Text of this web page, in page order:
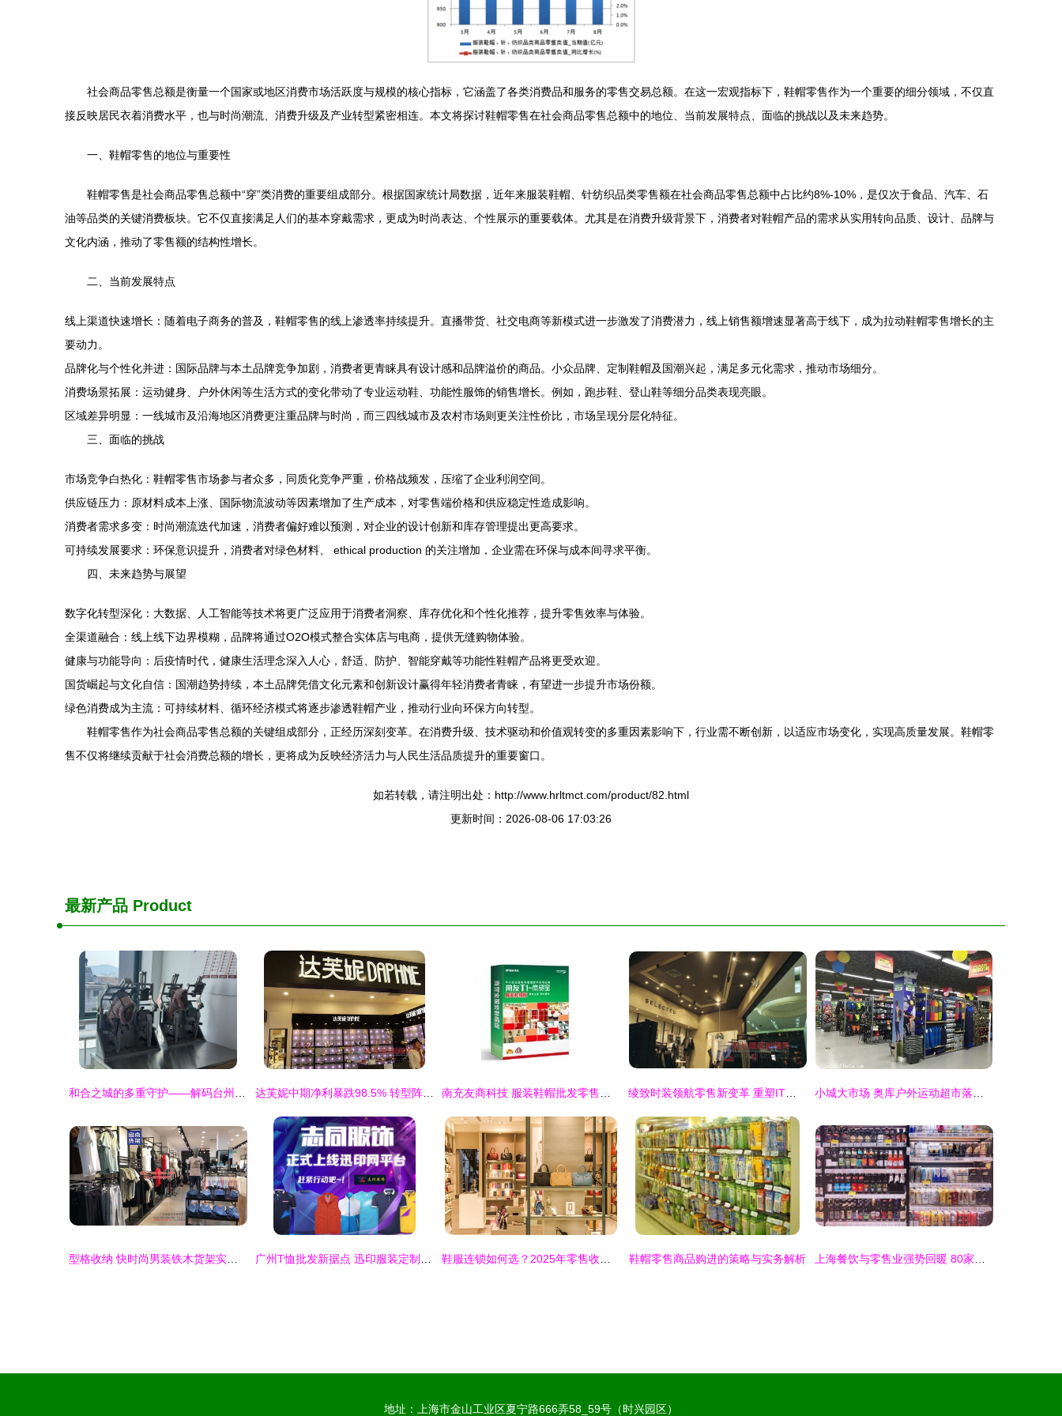
社会商品零售总额是衡量一个国家或地区消费市场活跃度与规模的核心指标，它涵盖了各类消费品和服务的零售交易总额。在这一宏观指标下，鞋帽零售作为一个重要的细分领域，不仅直
接反映居民衣着消费水平，也与时尚潮流、消费升级及产业转型紧密相连。本文将探讨鞋帽零售在社会商品零售总额中的地位、当前发展特点、面临的挑战以及未来趋势。
一、鞋帽零售的地位与重要性
鞋帽零售是社会商品零售总额中“穿”类消费的重要组成部分。根据国家统计局数据，近年来服装鞋帽、针纺织品类零售额在社会商品零售总额中占比约8%-10%，是仅次于食品、汽车、石
油等品类的关键消费板块。它不仅直接满足人们的基本穿戴需求，更成为时尚表达、个性展示的重要载体。尤其是在消费升级背景下，消费者对鞋帽产品的需求从实用转向品质、设计、品牌与
文化内涵，推动了零售额的结构性增长。
二、当前发展特点
线上渠道快速增长：随着电子商务的普及，鞋帽零售的线上渗透率持续提升。直播带货、社交电商等新模式进一步激发了消费潜力，线上销售额增速显著高于线下，成为拉动鞋帽零售增长的主
要动力。
品牌化与个性化并进：国际品牌与本土品牌竞争加剧，消费者更青睐具有设计感和品牌溢价的商品。小众品牌、定制鞋帽及国潮兴起，满足多元化需求，推动市场细分。
消费场景拓展：运动健身、户外休闲等生活方式的变化带动了专业运动鞋、功能性服饰的销售增长。例如，跑步鞋、登山鞋等细分品类表现亮眼。
区域差异明显：一线城市及沿海地区消费更注重品牌与时尚，而三四线城市及农村市场则更关注性价比，市场呈现分层化特征。
三、面临的挑战
市场竞争白热化：鞋帽零售市场参与者众多，同质化竞争严重，价格战频发，压缩了企业利润空间。
供应链压力：原材料成本上涨、国际物流波动等因素增加了生产成本，对零售端价格和供应稳定性造成影响。
消费者需求多变：时尚潮流迭代加速，消费者偏好难以预测，对企业的设计创新和库存管理提出更高要求。
可持续发展要求：环保意识提升，消费者对绿色材料、 ethical production 的关注增加，企业需在环保与成本间寻求平衡。
四、未来趋势与展望
数字化转型深化：大数据、人工智能等技术将更广泛应用于消费者洞察、库存优化和个性化推荐，提升零售效率与体验。
全渠道融合：线上线下边界模糊，品牌将通过O2O模式整合实体店与电商，提供无缝购物体验。
健康与功能导向：后疫情时代，健康生活理念深入人心，舒适、防护、智能穿戴等功能性鞋帽产品将更受欢迎。
国货崛起与文化自信：国潮趋势持续，本土品牌凭借文化元素和创新设计赢得年轻消费者青睐，有望进一步提升市场份额。
绿色消费成为主流：可持续材料、循环经济模式将逐步渗透鞋帽产业，推动行业向环保方向转型。
鞋帽零售作为社会商品零售总额的关键组成部分，正经历深刻变革。在消费升级、技术驱动和价值观转变的多重因素影响下，行业需不断创新，以适应市场变化，实现高质量发展。鞋帽零
售不仅将继续贡献于社会消费总额的增长，更将成为反映经济活力与人民生活品质提升的重要窗口。
如若转载，请注明出处：http://www.hrltmct.com/product/82.html
更新时间：2026-08-06 17:03:26
最新产品 Product
鞋帽零售商品购进的策略与实务解析
地址：上海市金山工业区夏宁路666弄58_59号（时兴园区）